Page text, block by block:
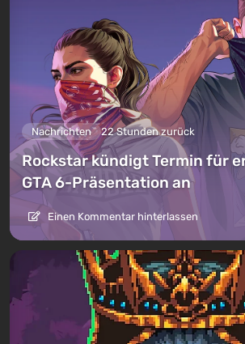
Nachrichten 22 Stunden zurück
Rockstar kündigt Termin für
GTA 6-Präsentation an
Einen Kommentar hinterlassen